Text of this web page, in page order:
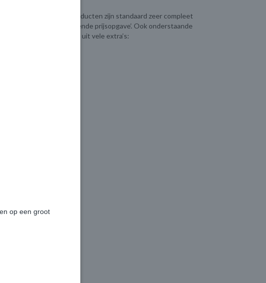
dan anderen. Onze producten zijn standaard zeer compleet
opties voor uw vrijblijvende prijsopgave’. Ook onderstaande
Daarnaast heeft u keuze uit vele extra’s:
design)
op een groot